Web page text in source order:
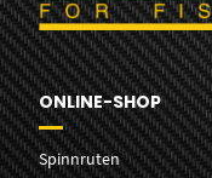
ONLINE-SHOP
Spinnruten